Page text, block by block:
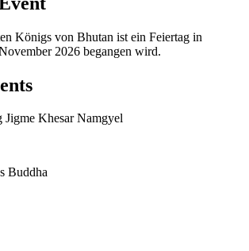
Königs von Bhutan ist ein Feiertag in
2026 begangen wird.
Khesar Namgyel
Buddha